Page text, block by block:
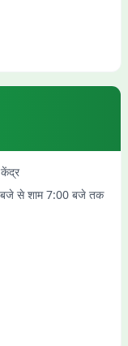
केंद्र
बजे से शाम 7:00 बजे तक